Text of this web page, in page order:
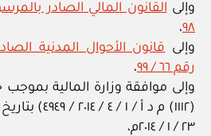
وإلى
٩٨،
وإلى قانون الأحوال المدنية
رقم ٦٦ / ٩٩
،
وإلى موافقة وزارة المالية
٢٣ / ١ / ٢٠١٤م،